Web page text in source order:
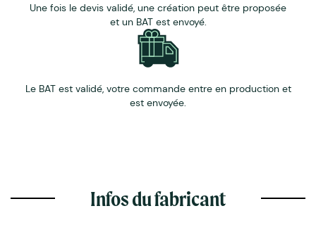
Une fois le devis validé, une création peut être proposée
et un BAT est envoyé.
Le BAT est validé, votre commande entre en production et
est envoyée.
Infos du fabricant